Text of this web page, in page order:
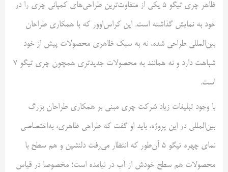
ظاهر چری تیگو ۵ یکی از متفاوت‌ترین طراحی‌های کمپانی چری را در
خود به نمایش گذاشته است. این کراس‌اوور که با همکاری طراحان
بین‌المللی طراحی شده، نه به سبک ظاهری محصولات پیش از خود
شباهت دارد و نه همانند به محصولات جدیدتری همچون چری تیگو ۷
است.
با وجود تبلیغات زیاد شرکت چری مبنی بر همکاری طراحان بزرگ
بین‌المللی در این پروژه، باید او گفت که طراحی ظاهری، به‌اختصاصی
نمای چهره تیگو ۵ آن‌طور که انتظار می‌رفت دلنشین و هم سطح با
محصولات هم سطح خودش از آب در نیامده است؛ مخصوصا در قیاس